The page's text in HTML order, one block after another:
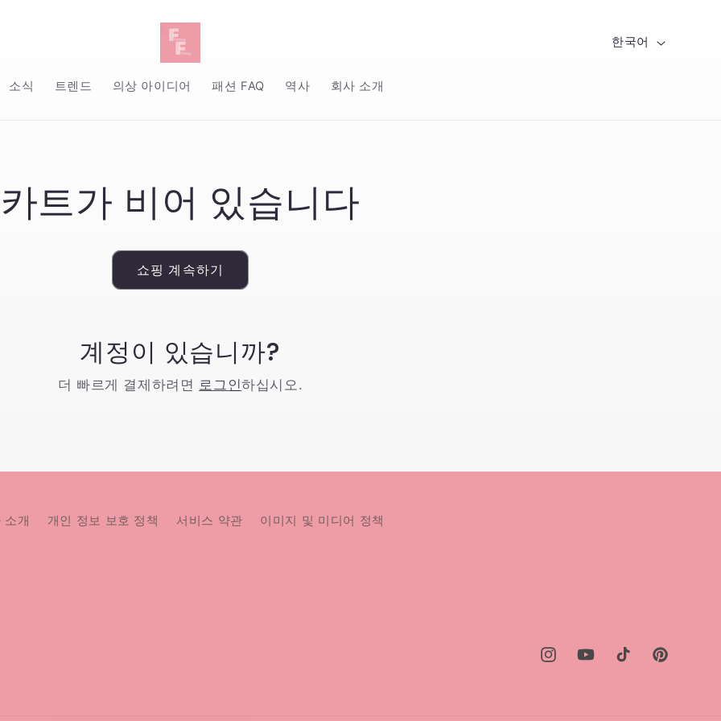
소식 트렌드 의상 아이디어 패션 FAQ 역사 회사 소개
언
한국어
카트가 비어 있습니다
쇼핑 계속하기
계정이 있습니까?
더 빠르게 결제하려면 로그인하십시오.
소개 개인 정보 보호 정책 서비스 약관 이미지 및 미디어 정책
InstagramYouTubeTikTok Pinterest